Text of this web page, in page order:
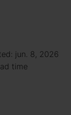
jun. 8, 2026
time